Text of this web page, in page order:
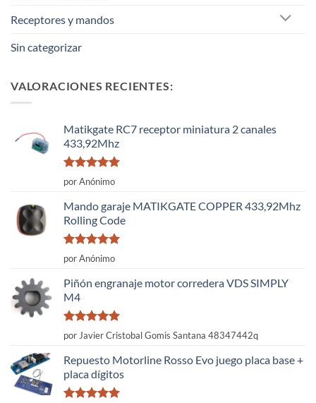
Receptores y mandos
Sin categorizar
VALORACIONES RECIENTES:
Matikgate RC7 receptor miniatura 2 canales
433,92Mhz
Valorado
con
por Anónimo
Mando garaje MATIKGATE COPPER 433,92Mhz
Rolling Code
Valorado
con
por Anónimo
Piñón engranaje motor corredera VDS SIMPLY
M4
Valorado
con
por Javier Cristobal Gomis Santana 48347442q
Repuesto Motorline Rosso Evo juego placa base +
placa dígitos